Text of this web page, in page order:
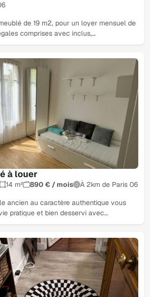
de 19 m2, pour un loyer mensuel de
comprises avec inclus,…
à louer
14 m² 890 € / mois À 2km de Paris 06
ancien au caractère authentique vous
pratique et bien desservi avec…